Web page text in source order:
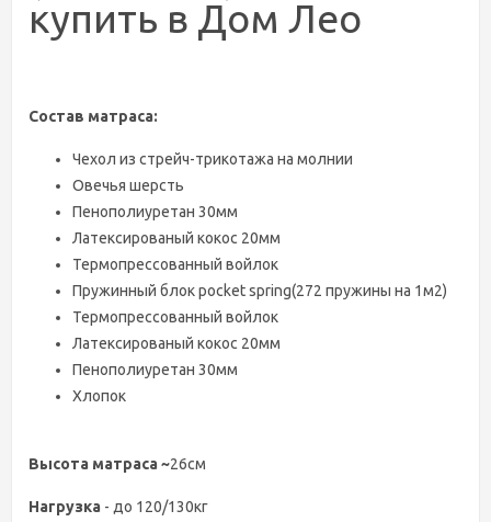
купить в Дом Лео
Состав матраса:
Чехол из стрейч-трикотажа на молнии
Овечья шерсть
Пенополиуретан 30мм
Латексированый кокос 20мм
Термопрессованный войлок
Пружинный блок pocket spring(272 пружины на 1м2)
Термопрессованный войлок
Латексированый кокос 20мм
Пенополиуретан 30мм
Хлопок
Высота матраса ~26см
Нагрузка - до 120/130кг